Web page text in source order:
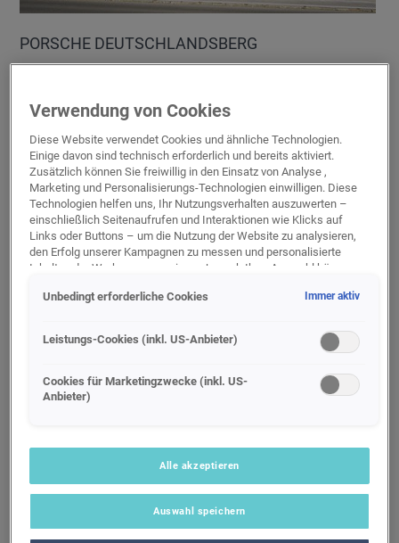
PORSCHE DEUTSCHLANDSBERG
Verkauf
Service
Verkauf
Service
Service
Service
Verkauf
Service
Gebraucht-
wagen
Route planen
Verwendung von Cookies
Diese Website verwendet Cookies und ähnliche Technologien.
Einige davon sind technisch erforderlich und bereits aktiviert.
Zusätzlich können Sie freiwillig in den Einsatz von Analyse ,
Marketing und Personalisierungs-Technologien einwilligen. Diese
Technologien helfen uns, Ihr Nutzungsverhalten auszuwerten –
einschließlich Seitenaufrufen und Interaktionen wie Klicks auf
Links oder Buttons – um die Nutzung der Website zu analysieren,
den Erfolg unserer Kampagnen zu messen und personalisierte
Inhalte oder Werbung anzuzeigen. Je nach Ihrer Auswahl können
übermittelt werden, einschließlich gehashter Kontaktinformationen,
oder Telefonnummer).
Dienste der Google Ireland Ltd., die personenbezogene Daten an
die Google LLC in den USA weiterleiten kann. In den USA besteht
ausgeschlossen werden. Die Übermittlung erfolgt auf Grundlage
von Standardvertragsklauseln der Europäischen Kommission.
Wenn Sie über einen personalisierten Link auf unsere Website
gelangen und Marketing Technologien zulassen, können die dabei
anfallenden Nutzungsdaten wie etwa Seitenaufrufe oder Klick
Unbedingt erforderliche Cookies Immer aktiv
Leistungs-Cookies (inkl. US-Anbieter)
Cookies für Marketingzwecke (inkl. US-
Anbieter)
Alle akzeptieren
Auswahl speichern